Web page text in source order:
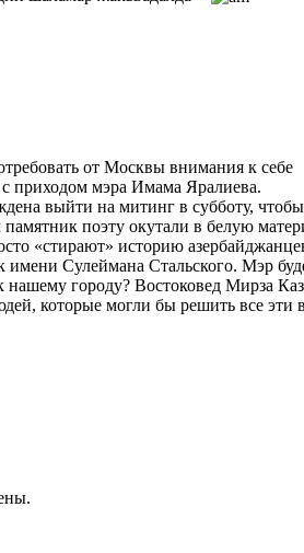
от Москвы внимания к себе
с приходом мэра Имама Яралиева.
выйти на митинг в субботу,
поэту окутали в белую
«стирают» историю
Сулеймана Стальского. Мэр
городу? Востоковед Мирза
которые могли бы решить все эти